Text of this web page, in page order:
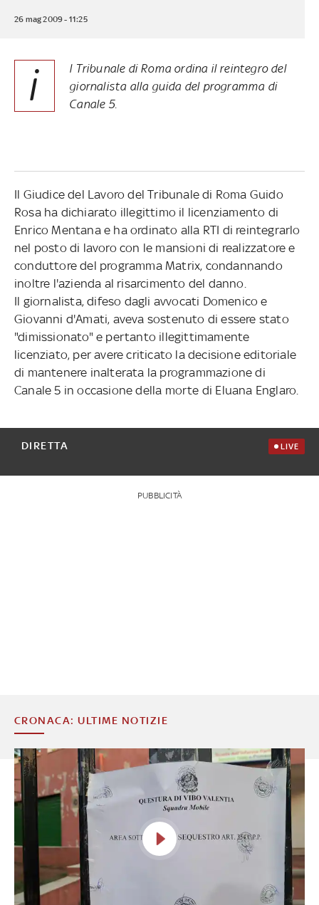
26 mag 2009 - 11:25
i
l Tribunale di Roma ordina il reintegro del
giornalista alla guida del programma di
Canale 5.
Il Giudice del Lavoro del Tribunale di Roma Guido
Rosa ha dichiarato illegittimo il licenziamento di
Enrico Mentana e ha ordinato alla RTI di reintegrarlo
nel posto di lavoro con le mansioni di realizzatore e
conduttore del programma Matrix, condannando
inoltre l'azienda al risarcimento del danno.
Il giornalista, difeso dagli avvocati Domenico e
Giovanni d'Amati, aveva sostenuto di essere stato
"dimissionato" e pertanto illegittimamente
licenziato, per avere criticato la decisione editoriale
di mantenere inalterata la programmazione di
Canale 5 in occasione della morte di Eluana Englaro.
DIRETTA LIVE
PUBBLICITÀ
CRONACA: ULTIME NOTIZIE